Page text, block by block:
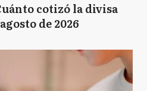
cotizó la divisa
de 2026